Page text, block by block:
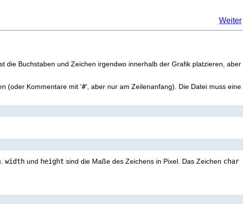
Weiter
die Buchstaben und Zeichen irgendwo innerhalb der Grafik platzieren, aber
(oder Kommentare mit '#', aber nur am Zeilenanfang). Die Datei muss eine
width und height sind die Maße des Zeichens in Pixel. Das Zeichen char